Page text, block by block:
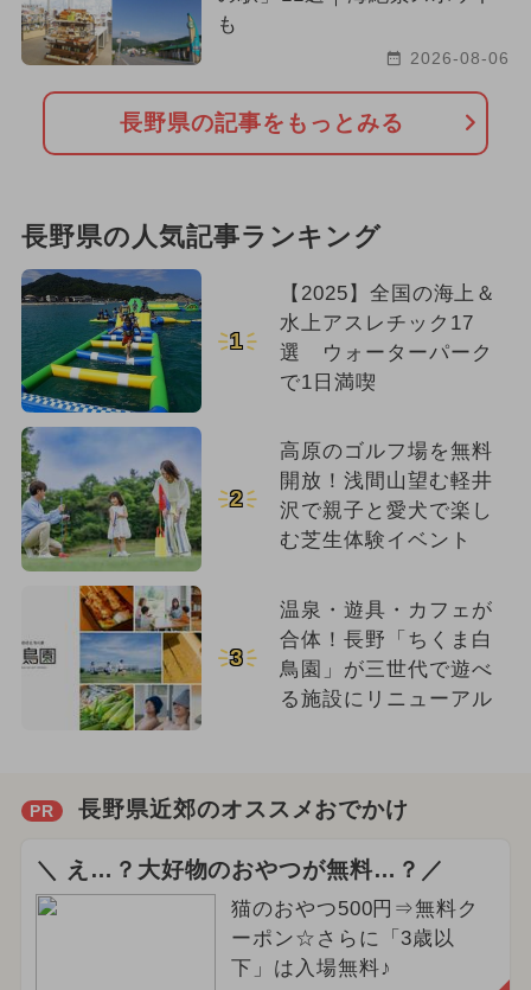
も
2026-08-06
長野県の記事をもっとみる
長野県の人気記事ランキング
1
【2025】全国の海上＆
水上アスレチック17
選 ウォーターパーク
で1日満喫
2
高原のゴルフ場を無料
開放！浅間山望む軽井
沢で親子と愛犬で楽し
む芝生体験イベント
3
温泉・遊具・カフェが
合体！長野「ちくま白
鳥園」が三世代で遊べ
る施設にリニューアル
PR 長野県近郊のオススメおでかけ
＼ え…？大好物のおやつが無料…？／
猫のおやつ500円⇒無料ク
ーポン☆さらに「3歳以
下」は入場無料♪